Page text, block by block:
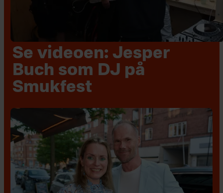
Se videoen: Jesper
Buch som DJ på
Smukfest